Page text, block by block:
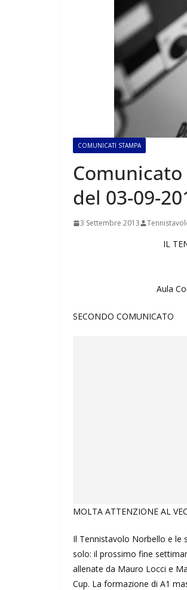
COMUNICATI STAMPA
del 03-09-
3 Settembre 2013
IL
Aula
SECONDO COMUNICATO
MOLTA ATTENZIONE AL
Il Tennistavolo Norbello e le
solo: il prossimo fine
allenate da Mauro Locci e
Cup. La formazione di A1